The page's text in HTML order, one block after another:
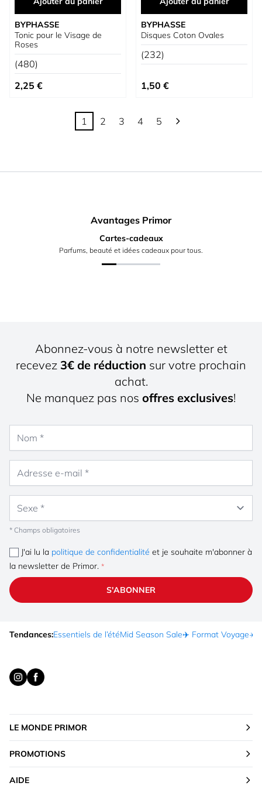
BYPHASSE
Tonic pour le Visage de
Roses
(480)
2,25 €
BYPHASSE
Disques Coton Ovales
(232)
1,50 €
Vous lisez actuellement la page
1
Page
2
Page
3
Page
4
Page
5
Avantages Primor
Cartes-cadeaux
Parfums, beauté et idées cadeaux pour tous.
Abonnez-vous à notre newsletter et
recevez 3€ de réduction sur votre prochain
achat.
Ne manquez pas nos offres exclusives!
* Champs obligatoires
J'ai lu la politique de confidentialité et je souhaite m'abonner à
la newsletter de Primor.
S'ABONNER
Tendances:Essentiels de l’étéMid Season Sale✈️ Format Voyage☀️
LE MONDE PRIMOR
PROMOTIONS
AIDE